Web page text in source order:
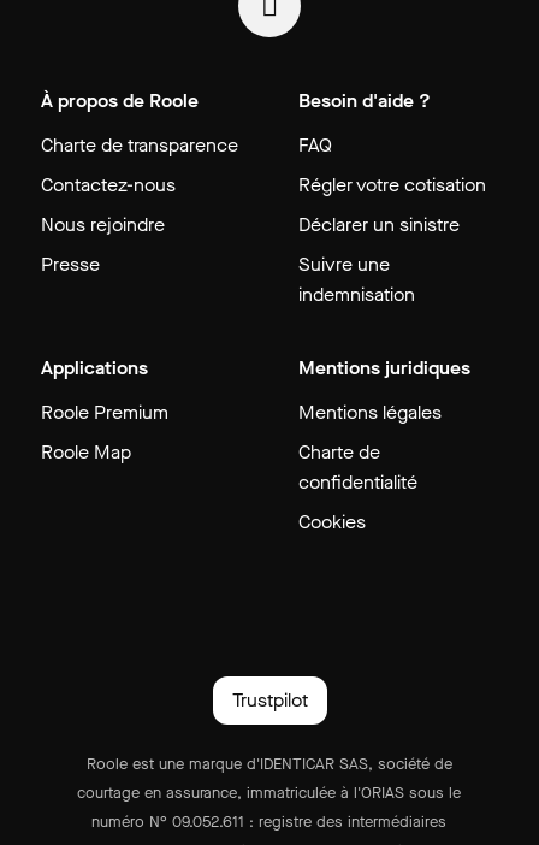
À propos de Roole
Charte de transparence
Contactez-nous
Nous rejoindre
Presse
Besoin d'aide ?
FAQ
Régler votre cotisation
Déclarer un sinistre
Suivre une
indemnisation
Applications
Roole Premium
Roole Map
Mentions juridiques
Mentions légales
Charte de
confidentialité
Cookies
Trustpilot
Roole est une marque d'IDENTICAR SAS, société de
courtage en assurance, immatriculée à l'ORIAS sous le
numéro N° 09.052.611 : registre des intermédiaires